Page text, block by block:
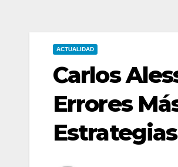
ACTUALIDAD
Carlos
Errores